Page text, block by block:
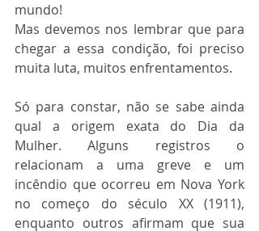
mundo!
Mas devemos nos lembrar que para
chegar a essa condição, foi preciso
muita luta, muitos enfrentamentos.
Só para constar, não se sabe ainda
qual a origem exata do Dia da
Mulher. Alguns registros o
relacionam a uma greve e um
incêndio que ocorreu em Nova York
no começo do século XX (1911),
enquanto outros afirmam que sua